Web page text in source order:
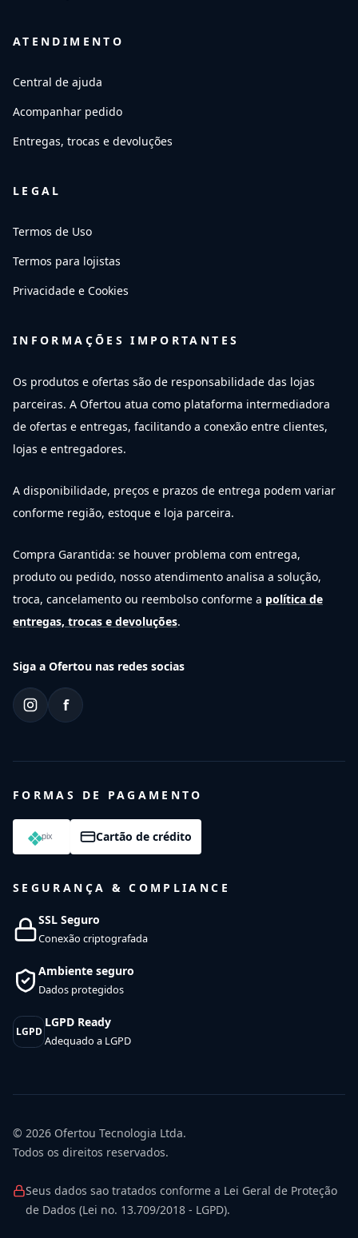
ATENDIMENTO
Central de ajuda
Acompanhar pedido
Entregas, trocas e devoluções
LEGAL
Termos de Uso
Termos para lojistas
Privacidade e Cookies
INFORMAÇÕES IMPORTANTES
Os produtos e ofertas são de responsabilidade das lojas
parceiras. A Ofertou atua como plataforma intermediadora
de ofertas e entregas, facilitando a conexão entre clientes,
lojas e entregadores.
A disponibilidade, preços e prazos de entrega podem variar
conforme região, estoque e loja parceira.
Compra Garantida: se houver problema com entrega,
produto ou pedido, nosso atendimento analisa a solução,
troca, cancelamento ou reembolso conforme a política de
entregas, trocas e devoluções.
Siga a Ofertou nas redes socias
f
FORMAS DE PAGAMENTO
Cartão de crédito
SEGURANÇA & COMPLIANCE
SSL Seguro
Conexão criptografada
Ambiente seguro
Dados protegidos
LGPD
LGPD Ready
Adequado a LGPD
© 2026 Ofertou Tecnologia Ltda.
Todos os direitos reservados.
Seus dados sao tratados conforme a Lei Geral de Proteção
de Dados (Lei no. 13.709/2018 - LGPD).